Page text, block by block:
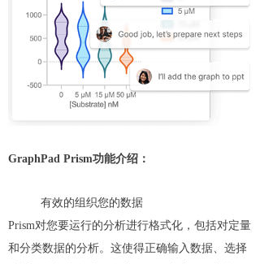
GraphPad Prism功能介绍：
有效的组织您的数据
Prism对您要运行的分析进行格式化，包括对定量
和分类数据的分析。这使得正确输入数据、选择